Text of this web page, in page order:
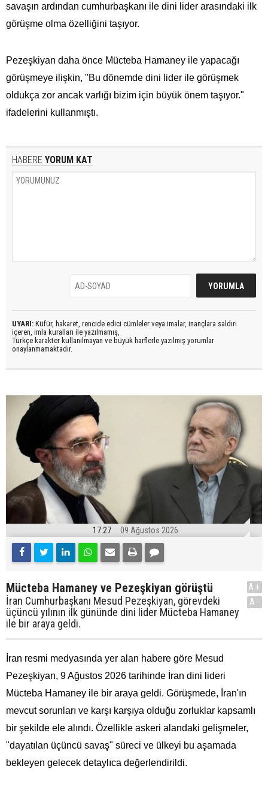
savaşın ardından cumhurbaşkanı ile dini lider arasındaki ilk
görüşme olma özelliğini taşıyor.
Pezeşkiyan daha önce Mücteba Hamaney ile yapacağı
görüşmeye ilişkin, "Bu dönemde dini lider ile görüşmek
oldukça zor ancak varlığı bizim için büyük önem taşıyor."
ifadelerini kullanmıştı.
HABERE YORUM KAT
UYARI: Küfür, hakaret, rencide edici cümleler veya imalar, inançlara saldırı
içeren, imla kuralları ile yazılmamış,
Türkçe karakter kullanılmayan ve büyük harflerle yazılmış yorumlar
onaylanmamaktadır.
17:27 09 Ağustos 2026
Mücteba Hamaney ve Pezeşkiyan görüştü
İran Cumhurbaşkanı Mesud Pezeşkiyan, görevdeki
üçüncü yılının ilk gününde dini lider Mücteba Hamaney
ile bir araya geldi.
A+
A-
İran resmi medyasında yer alan habere göre Mesud
Pezeşkiyan, 9 Ağustos 2026 tarihinde İran dini lideri
Mücteba Hamaney ile bir araya geldi. Görüşmede, İran'ın
mevcut sorunları ve karşı karşıya olduğu zorluklar kapsamlı
bir şekilde ele alındı. Özellikle askeri alandaki gelişmeler,
"dayatılan üçüncü savaş" süreci ve ülkeyi bu aşamada
bekleyen gelecek detaylıca değerlendirildi.